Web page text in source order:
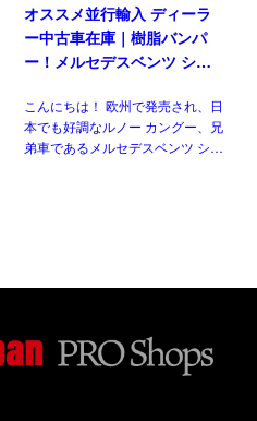
オススメ並行輸入 ディーラ
ー中古車在庫｜樹脂バンパ
ー！メルセデスベンツ シタ
こんにちは！ 欧州で発売され、日
本でも好調なルノー カングー、兄
弟車であるメルセデスベンツ シタ